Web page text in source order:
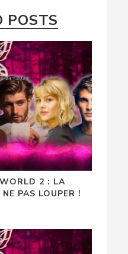
POSTS
2 : LA
PAS LOUPER !